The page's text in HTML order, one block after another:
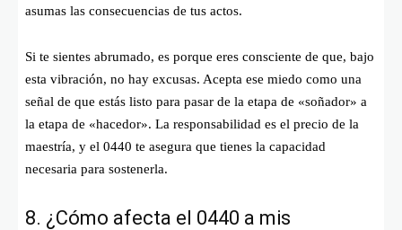
asumas las consecuencias de tus actos.
Si te sientes abrumado, es porque eres consciente de que, bajo
esta vibración, no hay excusas. Acepta ese miedo como una
señal de que estás listo para pasar de la etapa de «soñador» a
la etapa de «hacedor». La responsabilidad es el precio de la
maestría, y el 0440 te asegura que tienes la capacidad
necesaria para sostenerla.
8. ¿Cómo afecta el 0440 a mis